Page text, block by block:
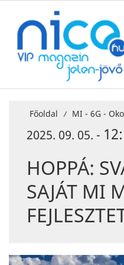
Főoldal / MI - 6G -
2025. 09. 05. -
HOPPÁ:
SAJÁT MI